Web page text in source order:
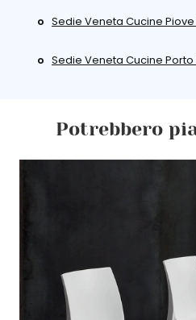
Sedie Veneta Cucine Piove
Sedie Veneta Cucine Porto
Potrebbero